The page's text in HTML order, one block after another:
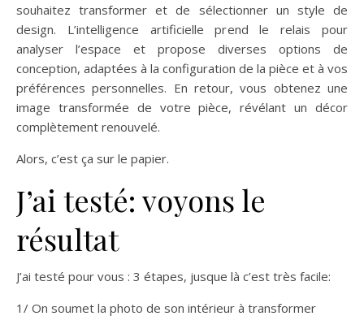
souhaitez transformer et de sélectionner un style de
design. L’intelligence artificielle prend le relais pour
analyser l’espace et propose diverses options de
conception, adaptées à la configuration de la pièce et à vos
préférences personnelles. En retour, vous obtenez une
image transformée de votre pièce, révélant un décor
complètement renouvelé.
Alors, c’est ça sur le papier.
J’ai testé: voyons le
résultat
J’ai testé pour vous : 3 étapes, jusque là c’est très facile:
1/ On soumet la photo de son intérieur à transformer